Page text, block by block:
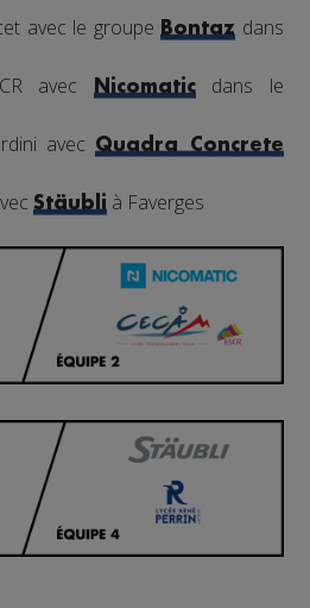
avec le groupe Bontaz dans
avec
Nicomaticdans le
avecQuadra Concrete
Stäubli à Faverges